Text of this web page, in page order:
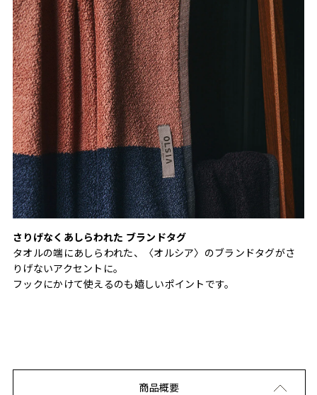
さりげなくあしらわれた ブランドタグ
タオルの端にあしらわれた、〈オルシア〉のブランドタグがさ
りげないアクセントに。
フックにかけて使えるのも嬉しいポイントです。
商品概要